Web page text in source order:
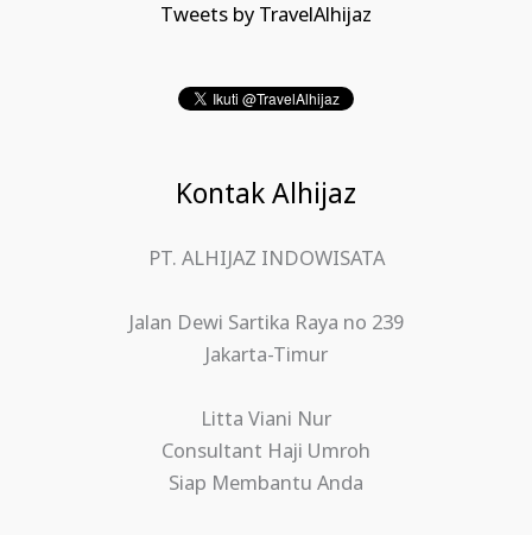
Tweets by TravelAlhijaz
Kontak Alhijaz
PT. ALHIJAZ INDOWISATA
Jalan Dewi Sartika Raya no 239
Jakarta-Timur
Litta Viani Nur
Consultant Haji Umroh
Siap Membantu Anda